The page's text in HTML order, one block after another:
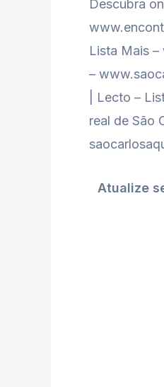
Descubra
Lista Mais
–
| Lecto –
real de São
Atualize